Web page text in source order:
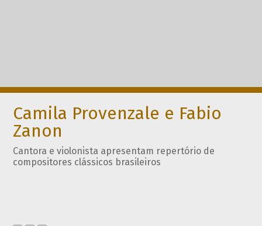
Camila Provenzale e Fabio
Zanon
Cantora e violonista apresentam repertório de
compositores clássicos brasileiros